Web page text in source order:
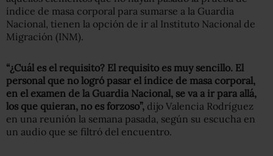
índice de masa corporal para sumarse a la Guardia
Nacional, tienen la opción de ir al Instituto Nacional de
Migración (INM).
“¿Cuál es el requisito? El requisito es muy sencillo. El
personal que no logró pasar el índice de masa corporal,
en el examen de la Guardia Nacional, se va a ir para allá,
los que quieran, no es forzoso”, dijo Valencia Rodríguez
en una reunión la semana pasada, según su escucha en
un audio que se filtró del encuentro.